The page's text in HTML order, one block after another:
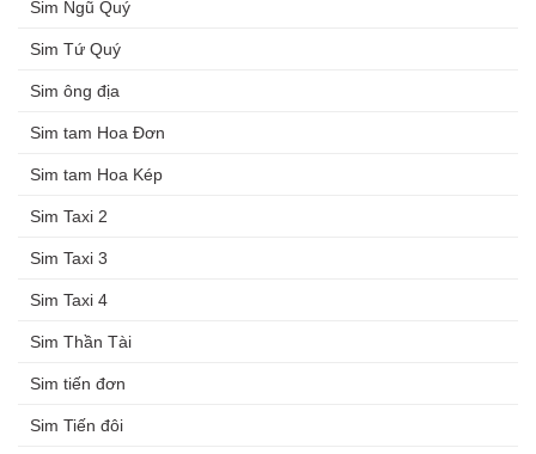
Sim Ngũ Quý
Sim Tứ Quý
Sim ông địa
Sim tam Hoa Đơn
Sim tam Hoa Kép
Sim Taxi 2
Sim Taxi 3
Sim Taxi 4
Sim Thần Tài
Sim tiến đơn
Sim Tiến đôi